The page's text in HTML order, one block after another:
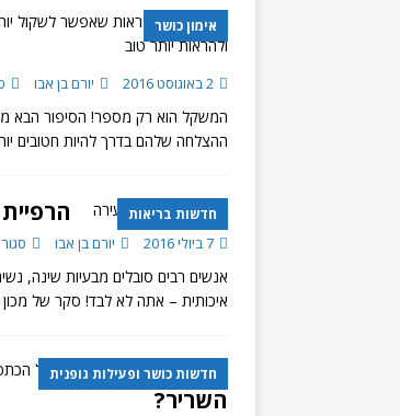
אימון כושר
2 באוגוסט 2016 יורם בן אבו
המשקל הוא רק מספר! הסיפור הבא
ההצלחה שלהם בדרך להיות חטובים
חדשות בריאות
7 ביולי 2016 יורם בן אבו
אנשים רבים סובלים מבעיות שינה,
איכותית – אתה לא לבד! סקר של מכון הסקרים
חדשות כושר ופעילות גופנית
השריר?